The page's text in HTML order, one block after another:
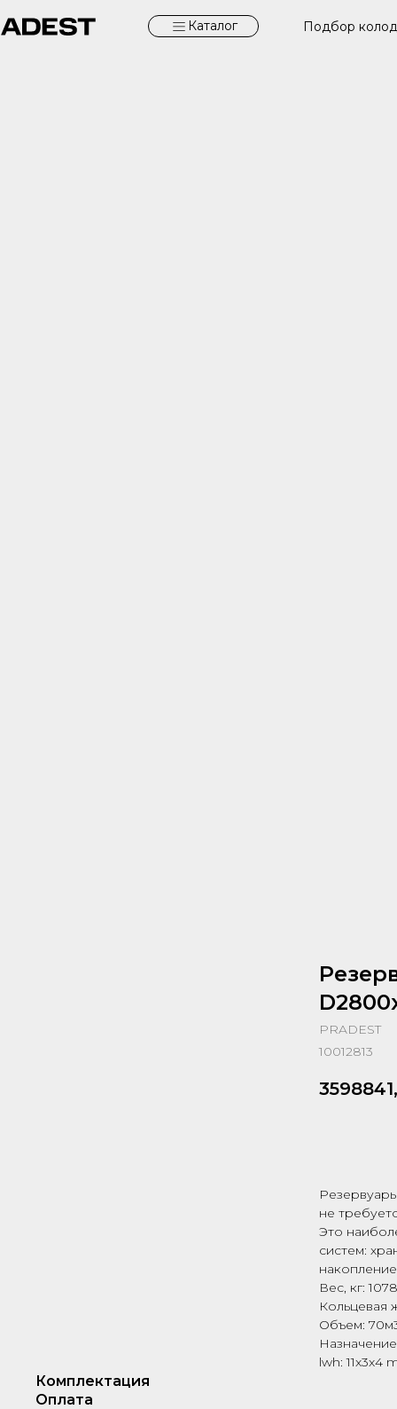
Подбор
Каталог
PRADEST
10012813
не
Это
систем:
Вес, кг:
Кольцевая
Объем:
lwh: 11x3x4
Комплектация
Оплата